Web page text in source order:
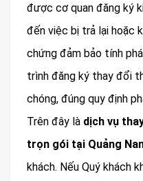
được cơ quan đăng ký
đến việc bị trả lại hoặc
chứng đảm bảo tính
trình đăng ký thay đổi
chóng, đúng quy định
Trên đây là dịch vụ
trọn gói tại Quảng
khách. Nếu Quý khách